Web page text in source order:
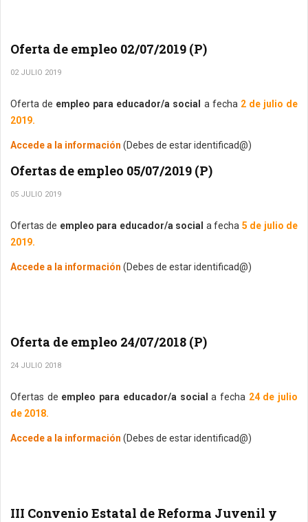
Oferta de empleo 02/07/2019 (P)
02 JULIO 2019
Oferta de empleo para educador/a social a fecha 2 de julio de
2019.
Accede a la información (Debes de estar identificad@)
Ofertas de empleo 05/07/2019 (P)
05 JULIO 2019
Ofertas de empleo para educador/a social a fecha 5 de julio de
2019.
Accede a la información (Debes de estar identificad@)
Oferta de empleo 24/07/2018 (P)
24 JULIO 2018
Ofertas de empleo para educador/a sociala fecha 24 de julio
de 2018.
Accede a la información (Debes de estar identificad@)
III Convenio Estatal de Reforma Juvenil y